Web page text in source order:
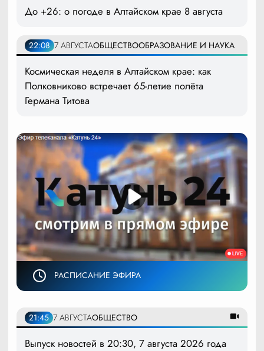
До +26: о погоде в Алтайском крае 8 августа
22:08 7 АВГУСТАОБЩЕСТВООБРАЗОВАНИЕ И НАУКА
Космическая неделя в Алтайском крае: как
Полковниково встречает 65-летие полёта
Германа Титова
РАСПИСАНИЕ ЭФИРА
21:45 7 АВГУСТАОБЩЕСТВО
Выпуск новостей в 20:30, 7 августа 2026 года